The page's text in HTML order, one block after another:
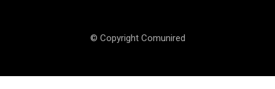
© Copyright Comunired